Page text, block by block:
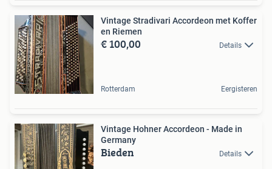
Vintage Stradivari Accordeon met Koffer
en Riemen
€ 100,00 Details
Rotterdam Eergisteren
Vintage Hohner Accordeon - Made in
Germany
Bieden Details